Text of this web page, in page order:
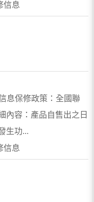
信息
息保修政策：全國聯
內容：產品自售出之日
生功...
信息